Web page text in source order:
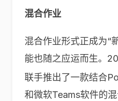
混合作业
混合作业形式正成为“
能也随之应运而生。
联手推出了一款结合
和微软Teams软件的